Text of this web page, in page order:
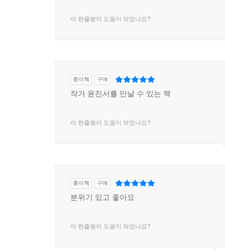
이 한줄평이 도움이 되었나요?
종이책 구매
작가 윤진서를 만날 수 있는 책
이 한줄평이 도움이 되었나요?
종이책 구매
분위기 있고 좋아요
이 한줄평이 도움이 되었나요?